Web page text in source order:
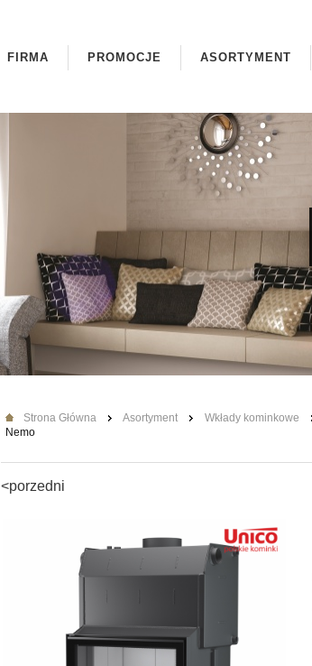
FIRMA PROMOCJE ASORTYMENT
Strona Główna Asortyment Wkłady kominkowe
Nemo
<porzedni